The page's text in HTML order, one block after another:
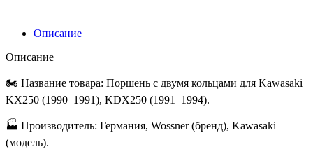
KX
250
'90-
(+1,10=68,44MM)
Описание
Описание
🏍️ Название товара: Поршень с двумя кольцами для Kawasaki
KX250 (1990–1991), KDX250 (1991–1994).
🏭 Производитель: Германия, Wossner (бренд), Kawasaki
(модель).